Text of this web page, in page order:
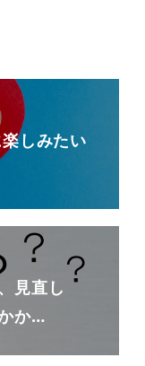
しみたい
見直し
か…